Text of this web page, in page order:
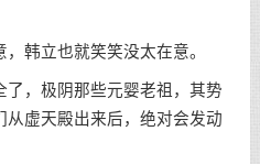
韩立也就笑笑没太在意。
了，极阴那些元婴老祖，其势
虚天殿出来后，绝对会发动